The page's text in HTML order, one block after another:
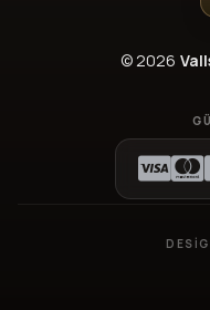
© 2026